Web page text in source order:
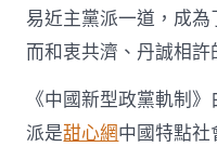
易近主黨派一道，成
而和衷共濟、丹誠相許
《中國新型政黨軌制
派是甜心網中國特點